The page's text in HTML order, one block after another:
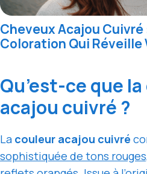
Cheveux Acajou Cuivré
Coloration Qui Réveille
Qu’est-ce que
acajou cuivré ?
La couleur acajou cuivré
sophistiquée de tons